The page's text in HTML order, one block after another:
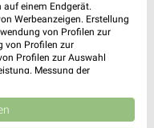
Prospekte
einem Endgerät.
Werbeanzeigen. Erstellung
von Profilen zur
von Profilen zur
Profilen zur Auswahl
Messung der
Quellen. Entwicklung und
Daten zur Auswahl